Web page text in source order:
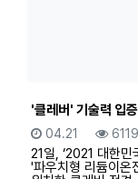
'클레버' 기술력 입
등록일
04.21 조회
6119
21일, ‘2021 대한민
'파우치형 리듐이온